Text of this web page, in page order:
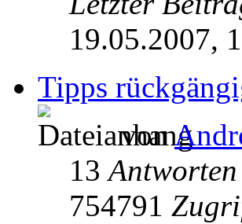
19.05.2007,
Tipps
von
13Antworten
754791